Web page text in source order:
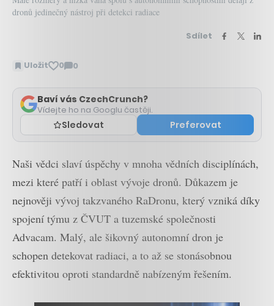
dronů jedinečný nástroj při detekci radiace
Sdílet
Uložit 0 0
Zobrazit
Baví vás CzechCrunch?
Vídejte ho na Googlu častěji.
Sledovat Preferovat
Naši vědci slaví úspěchy v mnoha vědních disciplínách,
mezi které patří i oblast vývoje dronů. Důkazem je
nejnověji vývoj takzvaného RaDronu, který vzniká díky
spojení týmu z ČVUT a tuzemské společnosti
Advacam. Malý, ale šikovný autonomní dron je
schopen detekovat radiaci, a to až se stonásobnou
efektivitou oproti standardně nabízeným řešením.